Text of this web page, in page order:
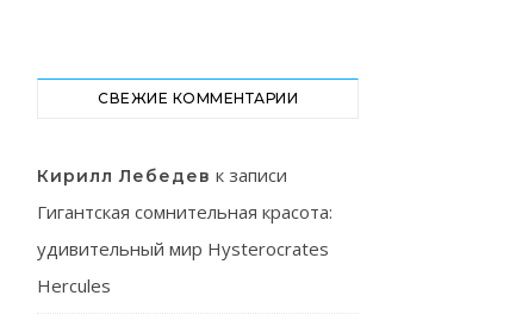
СВЕЖИЕ КОММЕНТАРИИ
Кирилл Лебедев к записи
Гигантская сомнительная красота:
удивительный мир Hysterocrates
Hercules